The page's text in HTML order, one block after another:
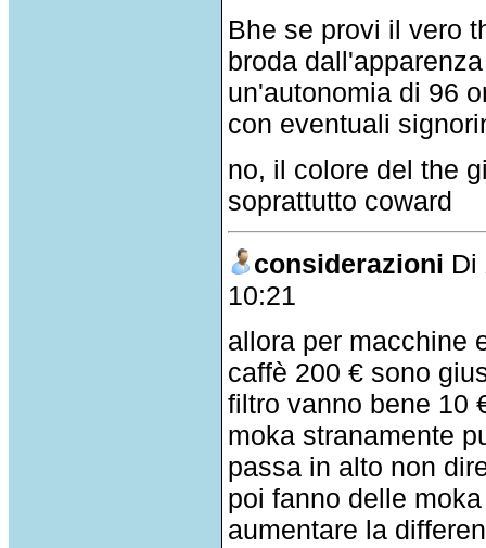
Bhe se provi il vero
broda
un'autonomia di 96
con eventuali
no, il colore del the
soprattutto coward
considerazioni Di
10:21
allora per macchine
caffè 200 € sono
filtro vanno bene 10
moka stranamente
passa in alto non
poi fanno delle
aumentare la